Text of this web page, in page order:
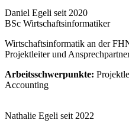
Daniel Egeli seit 2020
BSc Wirtschaftsinformatiker
Wirtschaftsinformatik an der
Projektleiter und
Arbeitsschwerpunkte:
Accounting
Nathalie Egeli seit 2022